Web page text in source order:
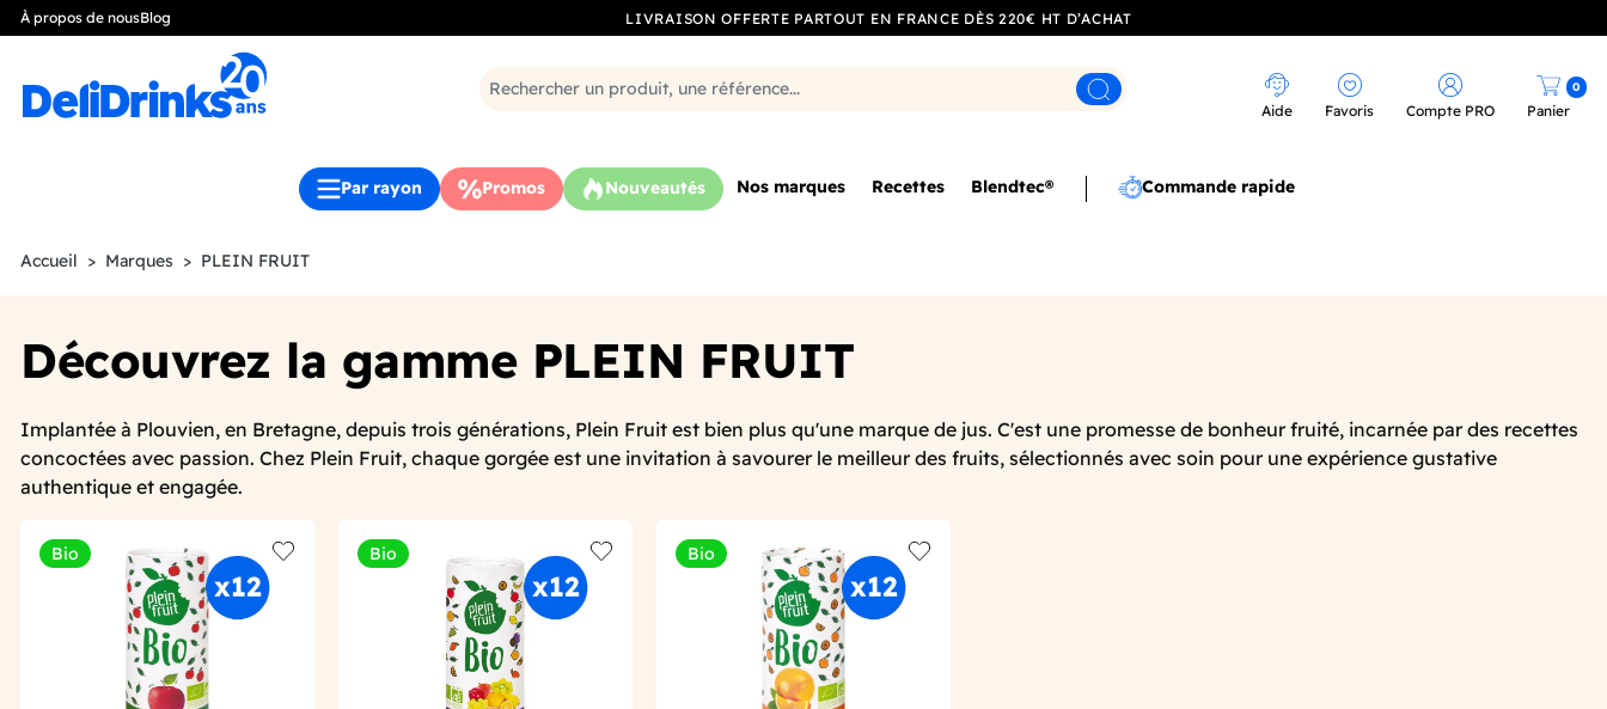
À propos de nousBlog LIVRAISON OFFERTE PARTOUT EN FRANCE DÈS 220€ HT D’ACHAT
Rechercher
Aide Favoris Compte PRO Panier
0
Par rayon Promos Nouveautés Nos marques Recettes Blendtec® Commande rapide
Accueil Marques PLEIN FRUIT
Découvrez la gamme PLEIN FRUIT
Implantée à Plouvien, en Bretagne, depuis trois générations, Plein Fruit est bien plus qu'une marque de jus. C'est une promesse de bonheur fruité, incarnée par des recettes
concoctées avec passion. Chez Plein Fruit, chaque gorgée est une invitation à savourer le meilleur des fruits, sélectionnés avec soin pour une expérience gustative
authentique et engagée.
Bio
Add to wishlist
Bio
Add to wishlist
Bio